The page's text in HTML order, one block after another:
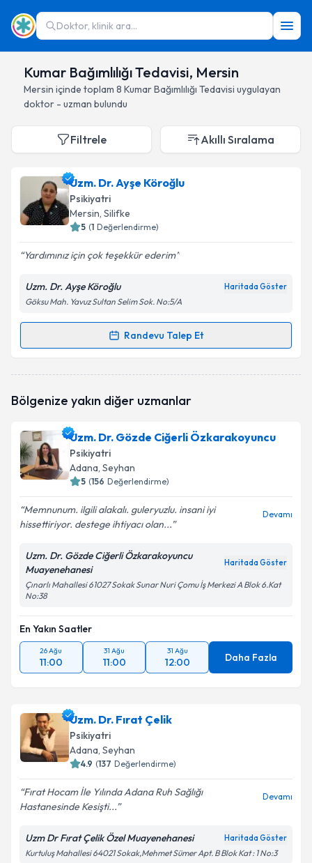
Doktor, klinik ara...
Kumar Bağımlılığı Tedavisi, Mersin
Mersin içinde toplam 8 Kumar Bağımlılığı Tedavisi uygulayan
doktor - uzman bulundu
Filtrele Akıllı Sıralama
Uzm. Dr. Ayşe Köroğlu
Psikiyatri
Mersin, Silifke
5 (1 Değerlendirme)
Yardımınız için çok teşekkür ederim
Uzm. Dr. Ayşe Köroğlu Haritada Göster
Göksu Mah. Yavuz Sultan Selim Sok. No:5/A
Randevu Talep Et
Randevu Takvimi Talebi
oluşturun. Size bu uzmandan randevu almanız için bir
E-posta Adresiniz
Kişisel verilerimin işlenmesine ilişkin
Aydınlatma
Metni'ni okudum ve kişisel verilerimin belirtilen
Takvim Talebini Gönder
Bölgenize yakın diğer uzmanlar
Uzm. Dr. Gözde Ciğerli Özkarakoyuncu
Psikiyatri
Adana, Seyhan
5 (156 Değerlendirme)
Memnunum. ilgili alakalı. guleryuzlu. insani iyi
hissettiriyor. destege ihtiyacı olan...
Devamı
Uzm. Dr. Gözde Ciğerli Özkarakoyuncu
Muayenehanesi
Haritada Göster
Çınarlı Mahallesi 61027 Sokak Sunar Nuri Çomu İş Merkezi A Blok 6.Kat
No:38
En Yakın Saatler
26 Ağu
11:00
31 Ağu
11:00
31 Ağu
12:00 Daha Fazla
Uzm. Dr. Fırat Çelik
Psikiyatri
Adana, Seyhan
4.9 (137 Değerlendirme)
Fırat Hocam İle Yılında Adana Ruh Sağlığı
Hastanesinde Kesişti...
Devamı
Uzm Dr Fırat Çelik Özel Muayenehanesi Haritada Göster
Kurtuluş Mahallesi 64021 Sokak,Mehmet Sümer Apt. B Blok Kat : 1 No:3